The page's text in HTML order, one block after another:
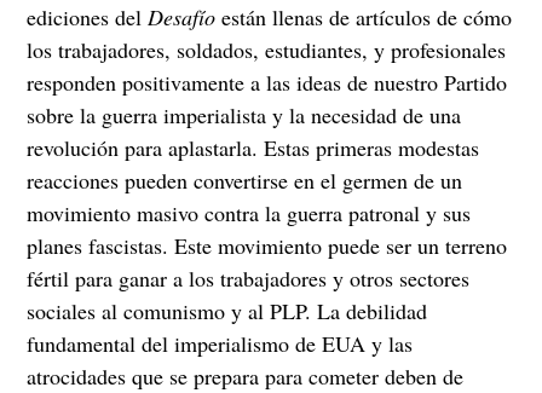
ediciones del Desafío están llenas de artículos de cómo
los trabajadores, soldados, estudiantes, y profesionales
responden positivamente a las ideas de nuestro Partido
sobre la guerra imperialista y la necesidad de una
revolución para aplastarla. Estas primeras modestas
reacciones pueden convertirse en el germen de un
movimiento masivo contra la guerra patronal y sus
planes fascistas. Este movimiento puede ser un terreno
fértil para ganar a los trabajadores y otros sectores
sociales al comunismo y al PLP. La debilidad
fundamental del imperialismo de EUA y las
atrocidades que se prepara para cometer deben de